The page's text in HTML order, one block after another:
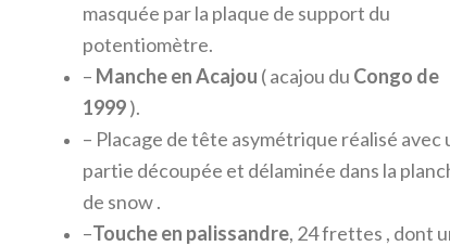
masquée par la plaque de support du
potentiomètre.
– Manche enAcajou ( acajou du Congo de
1999).
– Placage de tête asymétrique réalisé avec
partie découpée et délaminée dans la
de snow .
–Touche en palissandre, 24 frettes , dont